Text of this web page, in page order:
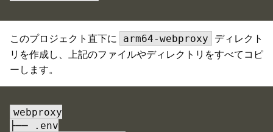
このプロジェクト直下に arm64-webproxy
ディレクト
リを作成し、上記のファイルやディレクトリをすべてコピ
ーします。
webproxy
├── .env